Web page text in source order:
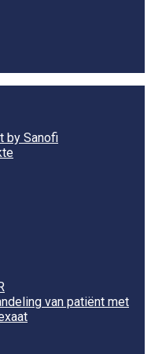
by Sanofi
van patiënt met